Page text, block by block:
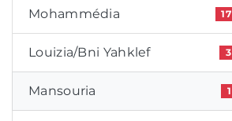
Mohammédia 17
Louizia/Bni Yahklef 3
Mansouria 1